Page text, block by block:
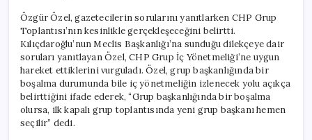
Özgür Özel, gazetecilerin sorularını yanıtlarken CHP Grup
Toplantısı’nın kesinlikle gerçekleşeceğini belirtti.
Kılıçdaroğlu’nun Meclis Başkanlığı’na sunduğu dilekçeye dair
soruları yanıtlayan Özel, CHP Grup İç Yönetmeliği’ne uygun
hareket ettiklerini vurguladı. Özel, grup başkanlığında bir
boşalma durumunda bile iç yönetmeliğin izlenecek yolu açıkça
belirttiğini ifade ederek, “Grup başkanlığında bir boşalma
olursa, ilk kapalı grup toplantısında yeni grup başkanı hemen
seçilir” dedi.